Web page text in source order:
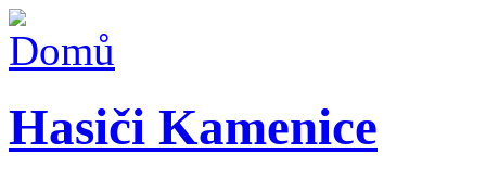
Hasiči Kamenice